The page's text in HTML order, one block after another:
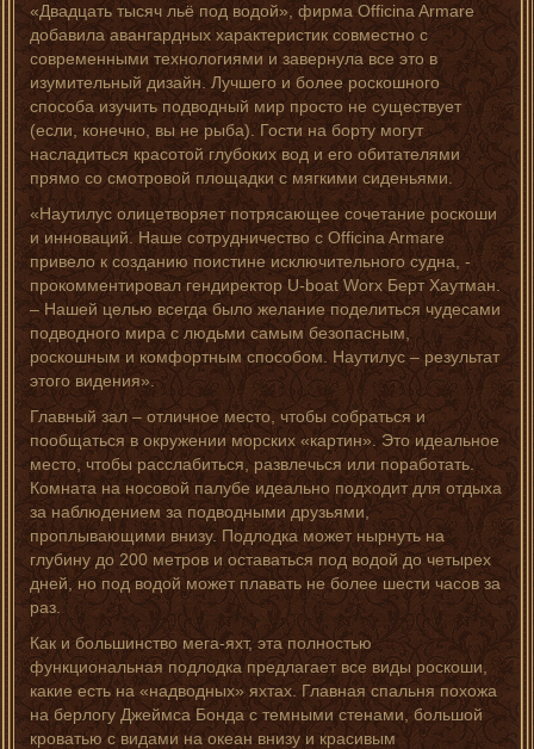
«Двадцать тысяч льё под водой», фирма Officina Armare
добавила авангардных характеристик совместно с
современными технологиями и завернула все это в
изумительный дизайн. Лучшего и более роскошного
способа изучить подводный мир просто не существует
(если, конечно, вы не рыба). Гости на борту могут
насладиться красотой глубоких вод и его обитателями
прямо со смотровой площадки с мягкими сиденьями.
«Наутилус олицетворяет потрясающее сочетание роскоши
и инноваций. Наше сотрудничество с Officina Armare
привело к созданию поистине исключительного судна, -
прокомментировал гендиректор U-boat Worx Берт Хаутман.
– Нашей целью всегда было желание поделиться чудесами
подводного мира с людьми самым безопасным,
роскошным и комфортным способом. Наутилус – результат
этого видения».
Главный зал – отличное место, чтобы собраться и
пообщаться в окружении морских «картин». Это идеальное
место, чтобы расслабиться, развлечься или поработать.
Комната на носовой палубе идеально подходит для отдыха
за наблюдением за подводными друзьями,
проплывающими внизу. Подлодка может нырнуть на
глубину до 200 метров и оставаться под водой до четырех
дней, но под водой может плавать не более шести часов за
раз.
Как и большинство мега-яхт, эта полностью
функциональная подлодка предлагает все виды роскоши,
какие есть на «надводных» яхтах. Главная спальня похожа
на берлогу Джеймса Бонда с темными стенами, большой
кроватью с видами на океан внизу и красивым